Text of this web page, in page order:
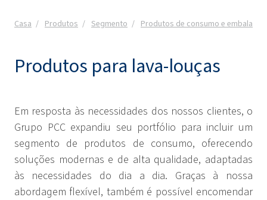
Casa Produtos Segmento Produtos de consumo e
Produtos para lava-louças
Em resposta às necessidades dos nossos clientes, o
Grupo PCC expandiu seu portfólio para incluir um
segmento de produtos de consumo, oferecendo
soluções modernas e de alta qualidade, adaptadas
às necessidades do dia a dia. Graças à nossa
abordagem flexível, também é possível encomendar